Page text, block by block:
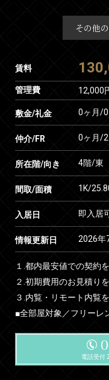
その他
賃料
管理費 12,000
敷金/礼金 0ヶ月/
仲介/FR 0ヶ月/
所在階/向き 4階/東
間取/面積 1K/
入居日 即入居
情報更新日 2026年
１.都内最安値での契約
２.初期費用のお見積り
３.内覧・リモート内覧
■全部屋対象／フリーレ
電話受付